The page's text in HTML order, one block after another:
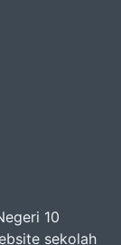
10
sekolah